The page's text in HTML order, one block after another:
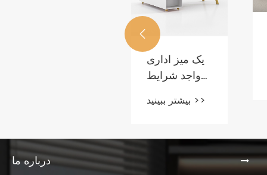
یک میز اداری
واجد شرایط

درباره ما